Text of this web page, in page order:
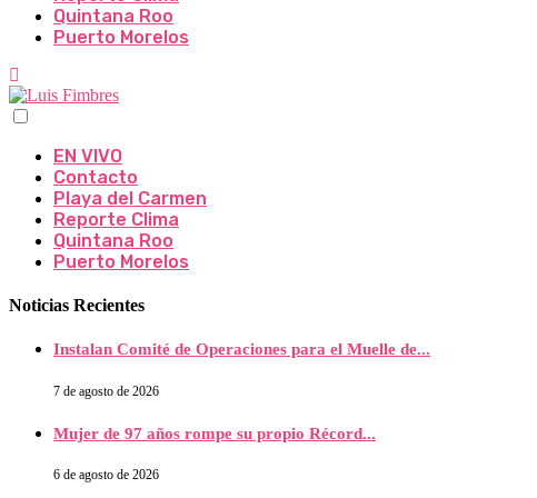
Quintana Roo
Puerto Morelos
EN VIVO
Contacto
Playa del Carmen
Reporte Clima
Quintana Roo
Puerto Morelos
Noticias Recientes
Instalan Comité de Operaciones para el Muelle de...
7 de agosto de 2026
Mujer de 97 años rompe su propio Récord...
6 de agosto de 2026